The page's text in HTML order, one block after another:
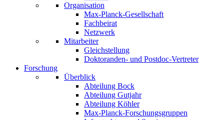
Organisation
Max-Planck-Gesellschaft
Fachbeirat
Netzwerk
Mitarbeiter
Gleichstellung
Doktoranden- und Postdoc-Vertreter
Forschung
Überblick
Abteilung Bock
Abteilung Gutjahr
Abteilung Köhler
Max-Planck-Forschungsgruppen